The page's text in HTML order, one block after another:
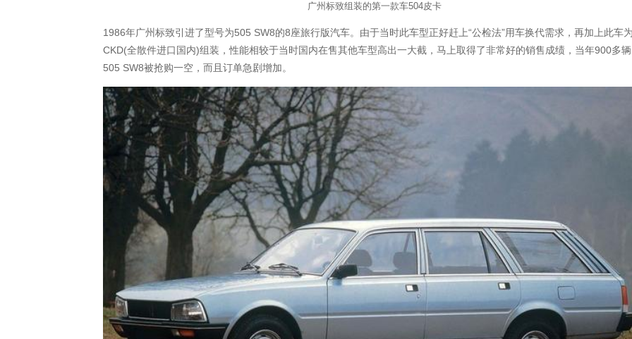
广州标致组装的第一款车504皮卡
1986年广州标致引进了型号为505 SW8的8座旅行版汽车。由于当时此车型正好赶上“公检法”用车换代需求，再加上此车
CKD(全散件进口国内)组装，性能相较于当时国内在售其他车型高出一大截，马上取得了非常好的销售成绩，当年900多辆
505 SW8被抢购一空，而且订单急剧增加。